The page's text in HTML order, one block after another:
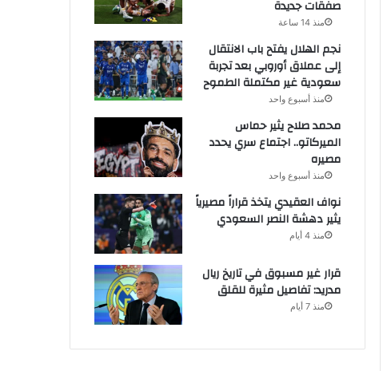
صفقات جديدة
منذ 14 ساعة
نجم الهلال يفتح باب الانتقال
إلى عملاق أوروبي بعد تجربة
سعودية غير مكتملة الطموح
منذ أسبوع واحد
محمد صلاح يثير حماس
الميركاتو.. اجتماع سري يحدد
مصيره
منذ أسبوع واحد
نواف العقيدي يتخذ قراراً مصيرياً
يثير دهشة النصر السعودي
منذ 4 أيام
قرار غير مسبوق في تاريخ ريال
مدريد: تفاصيل مثيرة للقلق
منذ 7 أيام